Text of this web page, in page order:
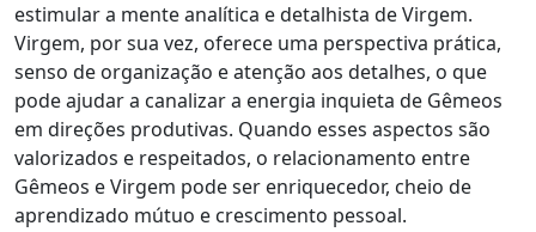
estimular a mente analítica e detalhista de Virgem.
Virgem, por sua vez, oferece uma perspectiva prática,
senso de organização e atenção aos detalhes, o que
pode ajudar a canalizar a energia inquieta de Gêmeos
em direções produtivas. Quando esses aspectos são
valorizados e respeitados, o relacionamento entre
Gêmeos e Virgem pode ser enriquecedor, cheio de
aprendizado mútuo e crescimento pessoal.